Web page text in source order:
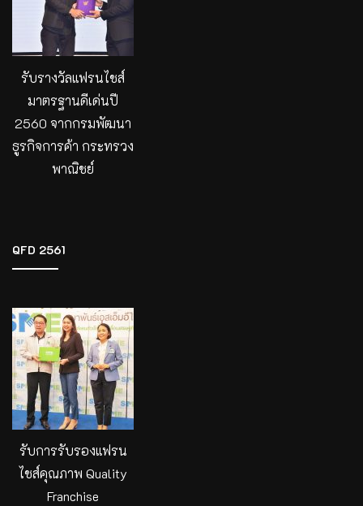
รับรางวัลแฟรนไชส์
มาตรฐานดีเด่นปี
2560 จากกรมพัฒนา
ธูรกิจการค้า กระทรวง
พาณิชย์
QFD 2561
รับการรับรองแฟรน
ไชส์คุณภาพ Quality
Franchise